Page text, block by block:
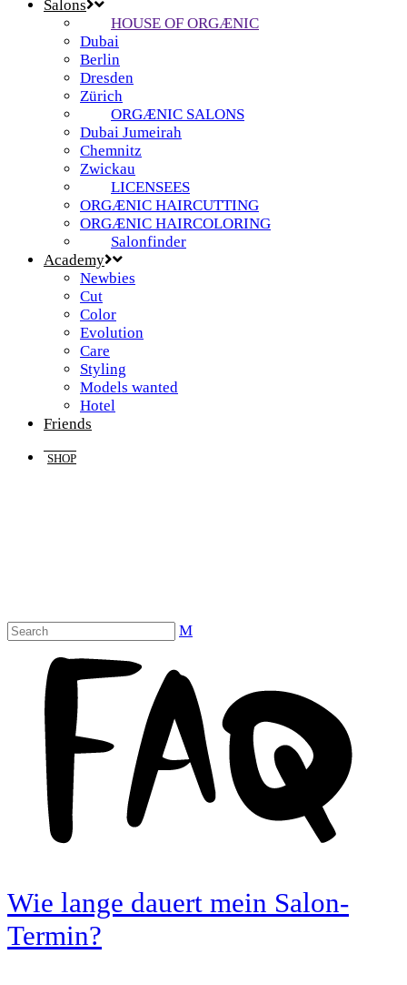
Salons
HOUSE OF ORGÆNIC
Dubai
Berlin
Dresden
Zürich
ORGÆNIC SALONS
Dubai Jumeirah
Chemnitz
Zwickau
LICENSEES
ORGÆNIC HAIRCUTTING
ORGÆNIC HAIRCOLORING
Salonfinder
Academy
Newbies
Cut
Color
Evolution
Care
Styling
Models wanted
Hotel
Friends
SHOP
Wie lange dauert mein Salon-
Termin?